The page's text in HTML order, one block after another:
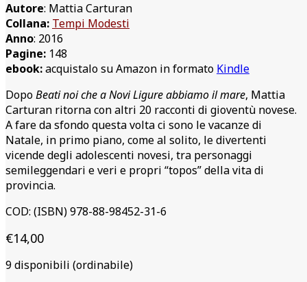
Autore: Mattia Carturan
Collana: Tempi Modesti
Anno: 2016
Pagine: 148
ebook:acquistalo su Amazon in formato Kindle
DopoBeati noi che a Novi Ligure abbiamo il mare, Mattia
Carturan ritorna con altri 20 racconti di gioventù novese.
A fare da sfondo questa volta ci sono le vacanze di
Natale, in primo piano, come al solito, le divertenti
vicende degli adolescenti novesi, tra personaggi
semileggendari e veri e propri “topos” della vita di
provincia.
COD: (ISBN) 978-88-98452-31-6
€14,00
9 disponibili (ordinabile)